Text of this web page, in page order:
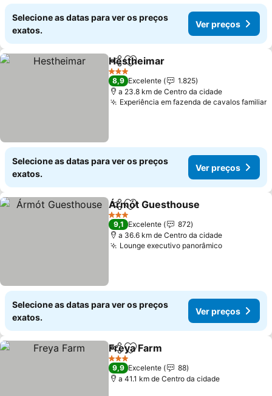
Selecione as datas para ver os preços
exatos.
Ver preços
PartilharAdicionar aos favoritos
Hestheimar
3 Estrelas
8,9 Excelente
1.825
a 23.8 km de Centro da cidade
Experiência em fazenda de cavalos familiar
Selecione as datas para ver os preços
exatos.
Ver preços
PartilharAdicionar aos favoritos
Ármót Guesthouse
3 Estrelas
9,1 Excelente
872
a 36.6 km de Centro da cidade
Lounge executivo panorâmico
Selecione as datas para ver os preços
exatos.
Ver preços
PartilharAdicionar aos favoritos
Freya Farm
3 Estrelas
9,9 Excelente
88
a 41.1 km de Centro da cidade